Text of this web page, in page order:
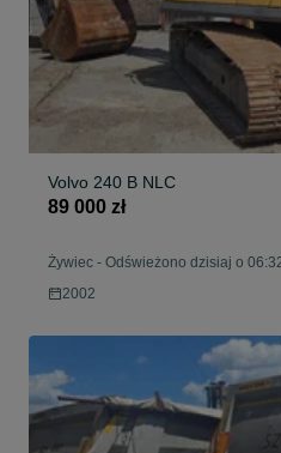
Volvo 240 B NLC
89 000 zł
Żywiec - Odświeżono dzisiaj o
2002